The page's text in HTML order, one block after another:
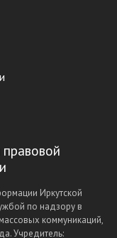
Иркутской
по надзору в
коммуникаций,
Учредитель: